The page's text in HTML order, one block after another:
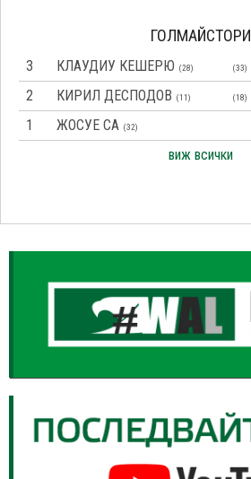
ГОЛМАЙСТОРИ
3 КЛАУДИУ КЕШЕРЮ (28) (33)
2
КИРИЛ ДЕСПОДОВ (11) (18)
1
ЖОСУЕ СА (32)
виж всички